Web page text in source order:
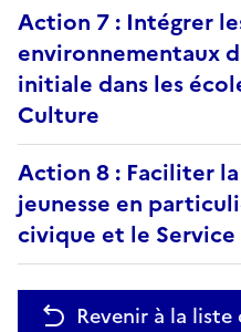
Action 7 : Intégrer les enjeux
environnementaux
initiale dans les
Culture
Action 8 : Faciliter
jeunesse en
civique et le
Revenir à la liste